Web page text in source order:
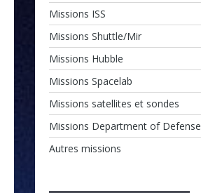
Missions ISS
Missions Shuttle/Mir
Missions Hubble
Missions Spacelab
Missions satellites et sondes
Missions Department of Defense
Autres missions